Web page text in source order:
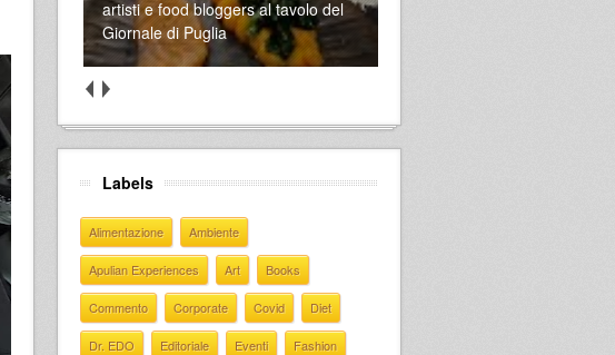
artisti e food bloggers al tavolo del
Giornale di Puglia
Labels
Alimentazione Ambiente
Apulian Experiences Art Books
Commento Corporate Covid Diet
Dr. EDO Editoriale Eventi Fashion